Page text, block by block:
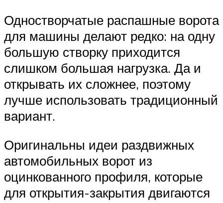
Одностворчатые распашные ворота
для машины делают редко: на одну
большую створку приходится
слишком большая нагрузка. Да и
открывать их сложнее, поэтому
лучше использовать традиционный
вариант.
Оригинальны идеи раздвижных
автомобильных ворот из
оцинкованного профиля, которые
для открытия-закрытия двигаются